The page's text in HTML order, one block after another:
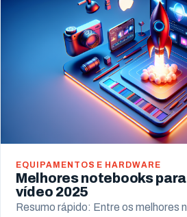
EQUIPAMENTOS E HARDWARE
Melhores notebooks
vídeo 2025
Resumo rápido: Entre os melhores